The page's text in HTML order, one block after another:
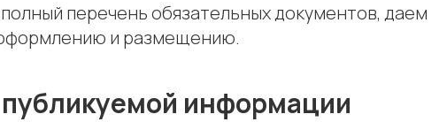
перечень обязательных документов, даем
и размещению.
информации